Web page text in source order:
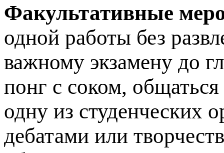
Факультативные
одной работы без
важному экзамену до
понг с соком,
одну из студенческих
дебатами или